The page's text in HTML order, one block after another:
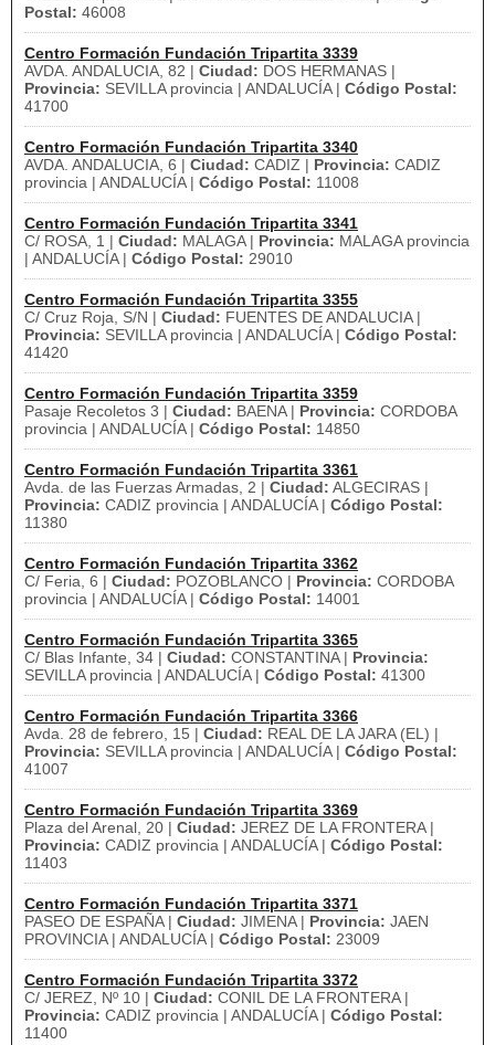
Postal: 46008
Centro Formación Fundación Tripartita 3339
AVDA. ANDALUCIA, 82 | Ciudad: DOS HERMANAS |
Provincia: SEVILLA provincia | ANDALUCÍA | Código Postal:
41700
Centro Formación Fundación Tripartita 3340
AVDA. ANDALUCIA, 6 | Ciudad: CADIZ | Provincia: CADIZ
provincia | ANDALUCÍA | Código Postal: 11008
Centro Formación Fundación Tripartita 3341
C/ ROSA, 1 | Ciudad: MALAGA | Provincia: MALAGA provincia
| ANDALUCÍA | Código Postal: 29010
Centro Formación Fundación Tripartita 3355
C/ Cruz Roja, S/N | Ciudad: FUENTES DE ANDALUCIA |
Provincia: SEVILLA provincia | ANDALUCÍA | Código Postal:
41420
Centro Formación Fundación Tripartita 3359
Pasaje Recoletos 3 | Ciudad: BAENA | Provincia: CORDOBA
provincia | ANDALUCÍA | Código Postal: 14850
Centro Formación Fundación Tripartita 3361
Avda. de las Fuerzas Armadas, 2 | Ciudad: ALGECIRAS |
Provincia: CADIZ provincia | ANDALUCÍA | Código Postal:
11380
Centro Formación Fundación Tripartita 3362
C/ Feria, 6 | Ciudad: POZOBLANCO | Provincia: CORDOBA
provincia | ANDALUCÍA | Código Postal: 14001
Centro Formación Fundación Tripartita 3365
C/ Blas Infante, 34 | Ciudad: CONSTANTINA | Provincia:
SEVILLA provincia | ANDALUCÍA | Código Postal: 41300
Centro Formación Fundación Tripartita 3366
Avda. 28 de febrero, 15 | Ciudad: REAL DE LA JARA (EL) |
Provincia: SEVILLA provincia | ANDALUCÍA | Código Postal:
41007
Centro Formación Fundación Tripartita 3369
Plaza del Arenal, 20 | Ciudad: JEREZ DE LA FRONTERA |
Provincia: CADIZ provincia | ANDALUCÍA | Código Postal:
11403
Centro Formación Fundación Tripartita 3371
PASEO DE ESPAÑA | Ciudad: JIMENA | Provincia: JAEN
PROVINCIA | ANDALUCÍA | Código Postal: 23009
Centro Formación Fundación Tripartita 3372
C/ JEREZ, Nº 10 | Ciudad: CONIL DE LA FRONTERA |
Provincia: CADIZ provincia | ANDALUCÍA | Código Postal:
11400